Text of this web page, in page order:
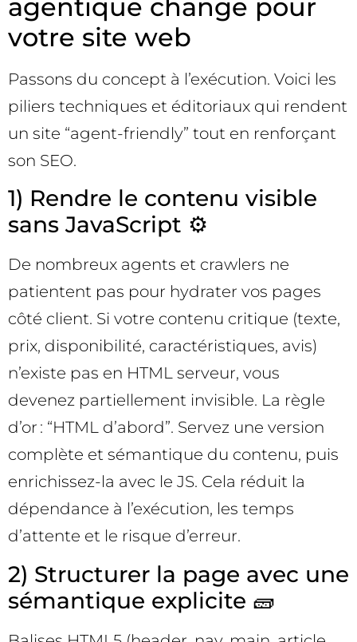
agentique change pour
votre site web
Passons du concept à l’exécution. Voici les
piliers techniques et éditoriaux qui rendent
un site “agent-friendly” tout en renforçant
son SEO.
1) Rendre le contenu visible
sans JavaScript ⚙️
De nombreux agents et crawlers ne
patientent pas pour hydrater vos pages
côté client. Si votre contenu critique (texte,
prix, disponibilité, caractéristiques, avis)
n’existe pas en HTML serveur, vous
devenez partiellement invisible. La règle
d’or : “HTML d’abord”. Servez une version
complète et sémantique du contenu, puis
enrichissez-la avec le JS. Cela réduit la
dépendance à l’exécution, les temps
d’attente et le risque d’erreur.
2) Structurer la page avec une
sémantique explicite 🧱